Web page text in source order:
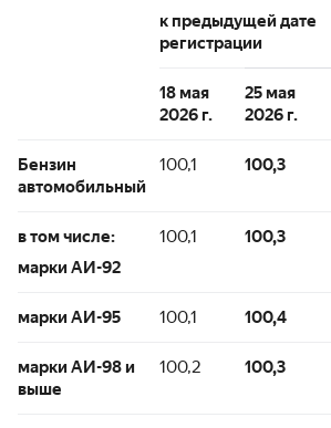
к предыдущей дате
регистрации
18 мая
2026 г.
25 мая
2026 г.
Бензин
автомобильный
100,1 100,3
в том числе:
марки АИ-92
100,1 100,3
марки АИ-95 100,1 100,4
марки АИ-98 и
выше
100,2 100,3